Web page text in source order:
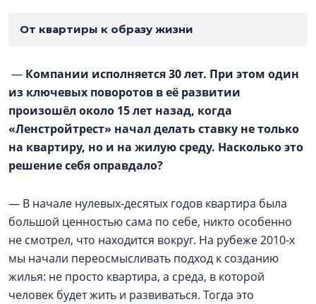
От квартиры к образу жизни
— Компании исполняется 30 лет. При этом один
из ключевых поворотов в её развитии
произошёл около 15 лет назад, когда
«Ленстройтрест» начал делать ставку не только
на квартиру, но и на жилую среду. Насколько это
решение себя оправдало?
— В начале нулевых-десятых годов квартира была
большой ценностью сама по себе, никто особенно
не смотрел, что находится вокруг. На рубеже 2010-х
мы начали переосмысливать подход к созданию
жилья: не просто квартира, а среда, в которой
человек будет жить и развиваться. Тогда это